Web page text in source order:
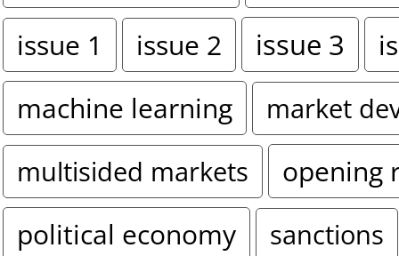
issue 1 issue 2 issue 3
machine learning
market
multisided markets
opening
political economy
sanctions